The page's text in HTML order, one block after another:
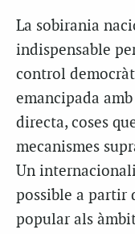
La sobirania
indispensable
control
emancipada
directa, coses
mecanismes
Un
possible a partir
popular als